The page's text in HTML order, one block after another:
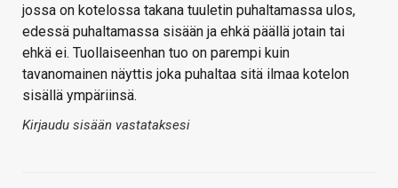
jossa on kotelossa takana tuuletin puhaltamassa ulos,
edessä puhaltamassa sisään ja ehkä päällä jotain tai
ehkä ei. Tuollaiseenhan tuo on parempi kuin
tavanomainen näyttis joka puhaltaa sitä ilmaa kotelon
sisällä ympäriinsä.
Kirjaudu sisään vastataksesi